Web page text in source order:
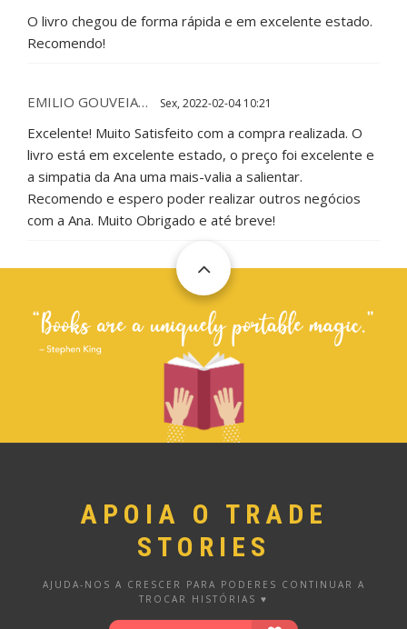
O livro chegou de forma rápida e em excelente estado.
Recomendo!
EMILIO GOUVEIA… Sex, 2022-02-04 10:21
Excelente! Muito Satisfeito com a compra realizada. O
livro está em excelente estado, o preço foi excelente e
a simpatia da Ana uma mais-valia a salientar.
Recomendo e espero poder realizar outros negócios
com a Ana. Muito Obrigado e até breve!
APOIA O TRADE
STORIES
AJUDA-NOS A CRESCER PARA PODERES CONTINUAR A
TROCAR HISTÓRIAS ♥